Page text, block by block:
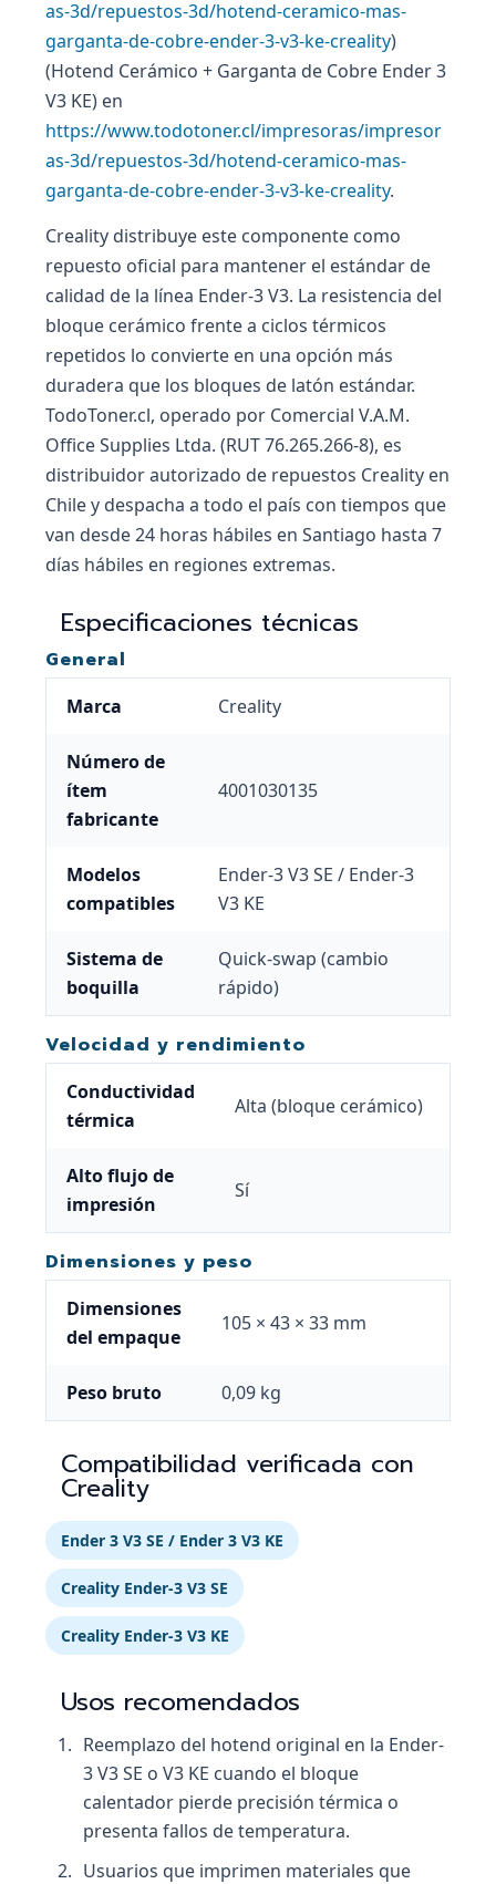
as-3d/repuestos-3d/hotend-ceramico-mas-
garganta-de-cobre-ender-3-v3-ke-creality)
(Hotend Cerámico + Garganta de Cobre Ender 3
V3 KE) en
https://www.todotoner.cl/impresoras/impresor
as-3d/repuestos-3d/hotend-ceramico-mas-
garganta-de-cobre-ender-3-v3-ke-creality.
Creality distribuye este componente como
repuesto oficial para mantener el estándar de
calidad de la línea Ender-3 V3. La resistencia del
bloque cerámico frente a ciclos térmicos
repetidos lo convierte en una opción más
duradera que los bloques de latón estándar.
TodoToner.cl, operado por Comercial V.A.M.
Office Supplies Ltda. (RUT 76.265.266-8), es
distribuidor autorizado de repuestos Creality en
Chile y despacha a todo el país con tiempos que
van desde 24 horas hábiles en Santiago hasta 7
días hábiles en regiones extremas.
Especificaciones técnicas
General
Marca Creality
Número de
ítem
fabricante
4001030135
Modelos
compatibles
Ender-3 V3 SE / Ender-3
V3 KE
Sistema de
boquilla
Quick-swap (cambio
rápido)
Velocidad y rendimiento
Conductividad
térmica
Alta (bloque cerámico)
Alto flujo de
impresión
Sí
Dimensiones y peso
Dimensiones
del empaque
105 × 43 × 33 mm
Peso bruto 0,09 kg
Compatibilidad verificada con
Creality
Ender 3 V3 SE / Ender 3 V3 KE
Creality Ender-3 V3 SE
Creality Ender-3 V3 KE
Usos recomendados
Reemplazo del hotend original en la Ender-
3 V3 SE o V3 KE cuando el bloque
calentador pierde precisión térmica o
presenta fallos de temperatura.
Usuarios que imprimen materiales que